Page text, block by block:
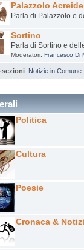
Palazzolo Acreide
Parla di Palazzolo e
Sortino
Parla di Sortino e
Moderatori: Francesco Di
sezioni: Notizie in Comune
Politica
Cultura
Poesie
Cronaca &